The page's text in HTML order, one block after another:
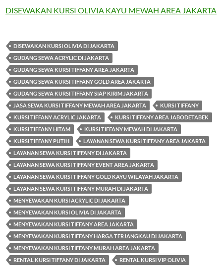
DISEWAKAN KURSI OLIVIA KAYU MEWAH AREA JAKARTA
DISEWAKAN KURSI OLIVIA DI JAKARTA
GUDANG SEWA ACRYLIC DI JAKARTA
GUDANG SEWA KURSI TIFFANY AREA JAKARTA
GUDANG SEWA KURSI TIFFANY GOLD AREA JAKARTA
GUDANG SEWA KURSI TIFFANY SIAP KIRIM JAKARTA
JASA SEWA KURSI TIFFANY MEWAH AREA JAKARTA
KURSI TIFFANY
KURSI TIFFANY ACRYLIC JAKARTA
KURSI TIFFANY AREA JABODETABEK
KURSI TIFFANY HITAM
KURSI TIFFANY MEWAH DI JAKARTA
KURSI TIFFANY PUTIH
LAYANAN SEWA KURSI TIFFANY AREA JAKARTA
LAYANAN SEWA KURSI TIFFANY DI JAKARTA
LAYANAN SEWA KURSI TIFFANY EVENT AREA JAKARTA
LAYANAN SEWA KURSI TIFFANY GOLD KAYU WILAYAH JAKARTA
LAYANAN SEWA KURSI TIFFANY MURAH DI JAKARTA
MENYEWAKAN KURSI ACRYLIC DI JAKARTA
MENYEWAKAN KURSI OLIVIA DI JAKARTA
MENYEWAKAN KURSI TIFFANY AREA JAKARTA
MENYEWAKAN KURSI TIFFANY HARGA TERJANGKAU DI JAKARTA
MENYEWAKAN KURSI TIFFANY MURAH AREA JAKARTA
RENTAL KURSI TIFFANY DI JAKARTA
RENTAL KURSI VIP OLIVIA